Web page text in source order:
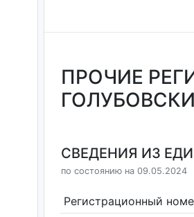
ПРОЧИЕ
СВЕДЕНИЯ ИЗ
по состоянию на 09.05.2024
Регистрационный